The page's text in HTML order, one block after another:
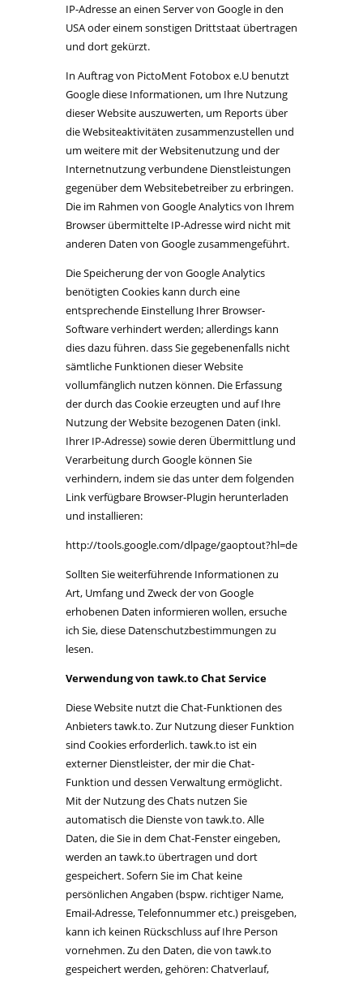
IP-Adresse an einen Server von Google in den
USA oder einem sonstigen Drittstaat übertragen
und dort gekürzt.
In Auftrag von PictoMent Fotobox e.U benutzt
Google diese Informationen, um Ihre Nutzung
dieser Website auszuwerten, um Reports über
die Websiteaktivitäten zusammenzustellen und
um weitere mit der Websitenutzung und der
Internetnutzung verbundene Dienstleistungen
gegenüber dem Websitebetreiber zu erbringen.
Die im Rahmen von Google Analytics von Ihrem
Browser übermittelte IP-Adresse wird nicht mit
anderen Daten von Google zusammengeführt.
Die Speicherung der von Google Analytics
benötigten Cookies kann durch eine
entsprechende Einstellung Ihrer Browser-
Software verhindert werden; allerdings kann
dies dazu führen. dass Sie gegebenenfalls nicht
sämtliche Funktionen dieser Website
vollumfänglich nutzen können. Die Erfassung
der durch das Cookie erzeugten und auf Ihre
Nutzung der Website bezogenen Daten (inkl.
Ihrer IP-Adresse) sowie deren Übermittlung und
Verarbeitung durch Google können Sie
verhindern, indem sie das unter dem folgenden
Link verfügbare Browser-Plugin herunterladen
und installieren:
http://tools.google.com/dlpage/gaoptout?hl=de
Sollten Sie weiterführende Informationen zu
Art, Umfang und Zweck der von Google
erhobenen Daten informieren wollen, ersuche
ich Sie, diese Datenschutzbestimmungen zu
lesen.
Verwendung von tawk.to Chat Service
Diese Website nutzt die Chat-Funktionen des
Anbieters tawk.to. Zur Nutzung dieser Funktion
sind Cookies erforderlich. tawk.to ist ein
externer Dienstleister, der mir die Chat-
Funktion und dessen Verwaltung ermöglicht.
Mit der Nutzung des Chats nutzen Sie
automatisch die Dienste von tawk.to. Alle
Daten, die Sie in dem Chat-Fenster eingeben,
werden an tawk.to übertragen und dort
gespeichert. Sofern Sie im Chat keine
persönlichen Angaben (bspw. richtiger Name,
Email-Adresse, Telefonnummer etc.) preisgeben,
kann ich keinen Rückschluss auf Ihre Person
vornehmen. Zu den Daten, die von tawk.to
gespeichert werden, gehören: Chatverlauf,